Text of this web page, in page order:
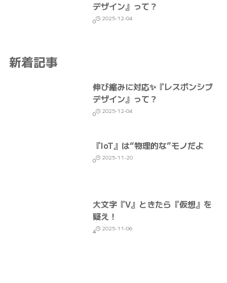
デザイン』って？
0 2025-12-04
新着記事
伸び縮みに対応✨『レスポンシブ
デザイン』って？
0 2025-12-04
『IoT』は“物理的な”モノだよ
0 2025-11-20
大文字『V』ときたら『仮想』を
疑え！
4 2025-11-06